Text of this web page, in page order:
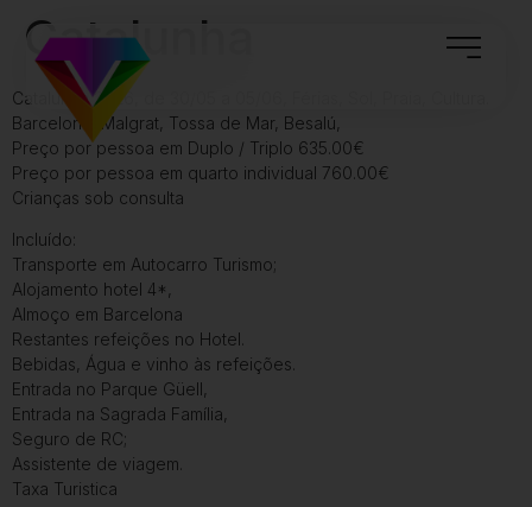
Catalunha
Catalunha 2026, de 30/05 a 05/06, Férias, Sol, Praia, Cultura.
Barcelona, Malgrat, Tossa de Mar, Besalú,
Preço por pessoa em Duplo / Triplo 635.00€
Preço por pessoa em quarto individual 760.00€
Crianças sob consulta
Incluído:
Transporte em Autocarro Turismo;
Alojamento hotel 4*,
Almoço em Barcelona
Restantes refeições no Hotel.
Bebidas, Água e vinho às refeições.
Entrada no Parque Güell,
Entrada na Sagrada Família,
Seguro de RC;
Assistente de viagem.
Taxa Turistica